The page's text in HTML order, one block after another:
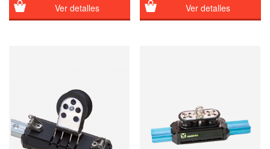
3,00€
hasta
Ver detalles
5,50€
hasta
Ver detalles